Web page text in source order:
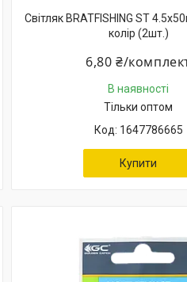
Світляк BRATFISHING ST
колір (2шт.)
6,80 ₴/
В наявності
Тільки оптом
1647786665
Купити